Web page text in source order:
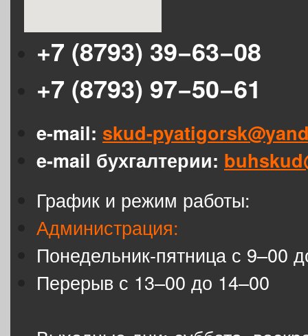
+7 (8793) 39−63−08
+7 (8793) 97−50−61
e-mail: skud-
e-mail бухгалтерии:
График и режим работы:
Администрация:
Понедельник-пятница с 9–00
Перерыв с 13–00 до 14–00